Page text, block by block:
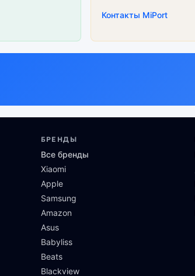
Контакты MiPort
БРЕНДЫ
Все бренды
Xiaomi
Apple
Samsung
Amazon
Asus
Babyliss
Beats
Blackview